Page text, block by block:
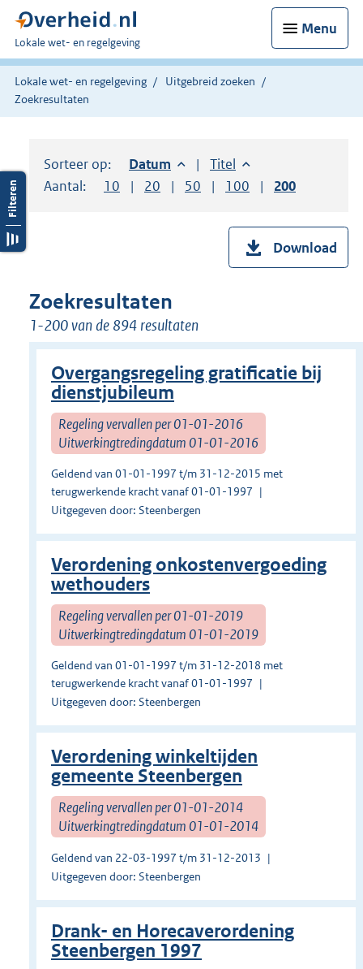
Menu
U
bent
hier:
Lokale wet- en regelgeving
Lokale wet- en regelgeving
Uitgebreid zoeken
Zoekresultaten
Sorteer op: Sorteer op:
Datum aflopendSorteer op:
Titel oplopend
Aantal:
Toon
10 resultaten per pagina
Toon
20 resultaten per pagina
Toon
50 resultaten per pagina
Toon
100 resultaten per
Toon
200
Download
Zoekresultaten
1-200 van de 894 resultaten
Overgangsregeling gratificatie bij
dienstjubileum
Regeling vervallen per 01-01-2016
Uitwerkingtredingdatum 01-01-2016
Geldend van 01-01-1997 t/m 31-12-2015 met
terugwerkende kracht vanaf 01-01-1997
Uitgegeven door: Steenbergen
Verordening onkostenvergoeding
wethouders
Regeling vervallen per 01-01-2019
Uitwerkingtredingdatum 01-01-2019
Geldend van 01-01-1997 t/m 31-12-2018 met
terugwerkende kracht vanaf 01-01-1997
Uitgegeven door: Steenbergen
Verordening winkeltijden
gemeente Steenbergen
Regeling vervallen per 01-01-2014
Uitwerkingtredingdatum 01-01-2014
Geldend van 22-03-1997 t/m 31-12-2013
Uitgegeven door: Steenbergen
Drank- en Horecaverordening
Steenbergen 1997